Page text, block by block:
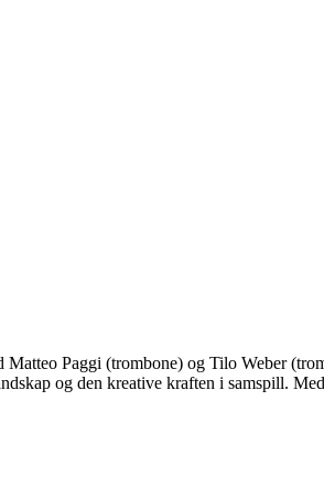
Matteo Paggi (trombone) og Tilo Weber
og den kreative kraften i samspill.